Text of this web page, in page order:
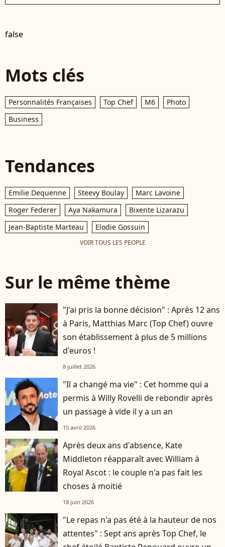
false
Mots clés
Personnalités Françaises Top Chef M6
Photo
Business
Tendances
Emilie Dequenne Steevy Boulay
Marc Lavoine
Roger Federer
Aya Nakamura
Bixente Lizarazu
Jean-Baptiste Marteau
Elodie Gossuin
VOIR TOUS LES PEOPLE
Sur le même thème
"J'ai pris la bonne décision" : Après 12 ans
à Paris, Matthias Marc (Top Chef) ouvre
son établissement à plus de 5 millions
d'euros !
8 juillet 2026
"Il a changé ma vie" : Cet homme qui a
permis à Willy Rovelli de rebondir après
un passage à vide il y a un an
15 avril 2026
Après deux ans d'absence, Kate
Middleton réapparaît avec William à
Royal Ascot : le couple n'a pas fait les
choses à moitié
18 juin 2026
"Le repas n'a pas été à la hauteur de nos
attentes" : Sept ans après Top Chef, le